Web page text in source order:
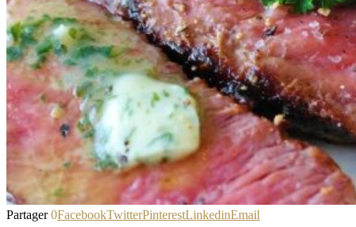
Partager 0FacebookTwitterPinterestLinkedinEmail